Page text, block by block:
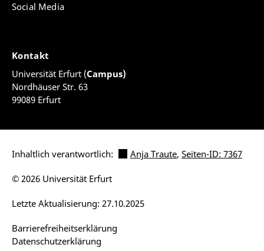
Social Media
Kontakt
Universität Erfurt (Campus)
Nordhäuser Str. 63
99089 Erfurt
Inhaltlich verantwortlich: Anja Traute, Seiten-ID: 7367
Barrierefreiheitserklärung
Datenschutzerklärung
Letzte Aktualisierung: 27.10.2025
© 2026 Universität Erfurt